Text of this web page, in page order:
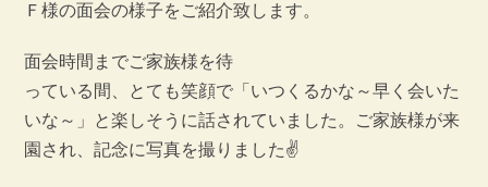
Ｆ様の面会の様子をご紹介致します。
面会時間までご家族様を待
っている間、とても笑顔で「いつくるかな～早く会いた
いな～」と楽しそうに話されていました。ご家族様が来
園され、記念に写真を撮りました✌